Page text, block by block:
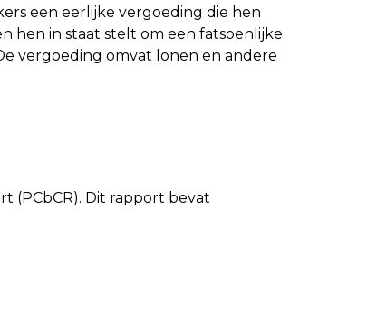
een eerlijke vergoeding die hen
hen in staat stelt om een fatsoenlijke
vergoeding omvat lonen en andere
(PCbCR). Dit rapport bevat